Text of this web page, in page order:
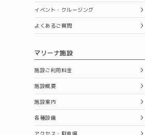
イベント・クルージング
よくあるご質問
マリーナ施設
施設ご利用料金
施設概要
施設案内
各種設備